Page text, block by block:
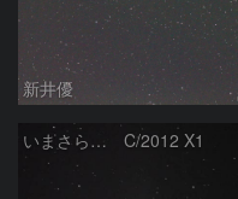
新井優
いまさら… C/2012 X1